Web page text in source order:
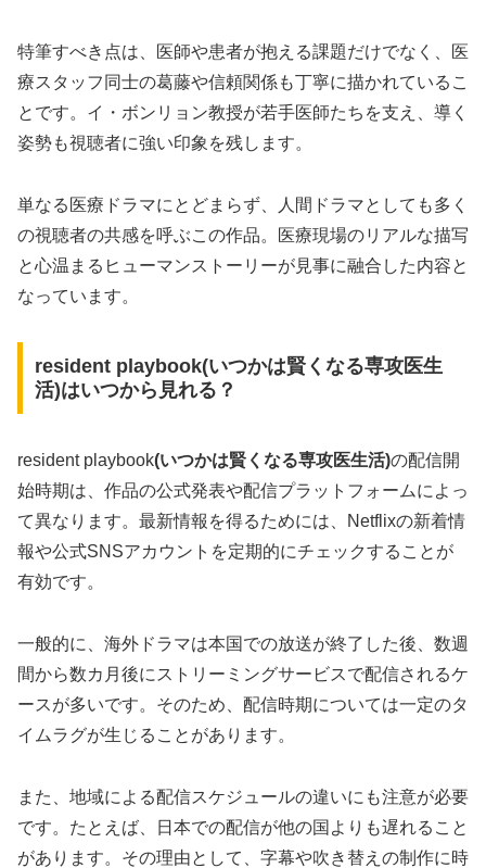
特筆すべき点は、医師や患者が抱える課題だけでなく、医
療スタッフ同士の葛藤や信頼関係も丁寧に描かれているこ
とです。イ・ボンリョン教授が若手医師たちを支え、導く
姿勢も視聴者に強い印象を残します。
単なる医療ドラマにとどまらず、人間ドラマとしても多く
の視聴者の共感を呼ぶこの作品。医療現場のリアルな描写
と心温まるヒューマンストーリーが見事に融合した内容と
なっています。
resident playbook(いつかは賢くなる専攻医生
活)はいつから見れる？
resident playbook(いつかは賢くなる専攻医生活)の配信開
始時期は、作品の公式発表や配信プラットフォームによっ
て異なります。最新情報を得るためには、Netflixの新着情
報や公式SNSアカウントを定期的にチェックすることが
有効です。
一般的に、海外ドラマは本国での放送が終了した後、数週
間から数カ月後にストリーミングサービスで配信されるケ
ースが多いです。そのため、配信時期については一定のタ
イムラグが生じることがあります。
また、地域による配信スケジュールの違いにも注意が必要
です。たとえば、日本での配信が他の国よりも遅れること
があります。その理由として、字幕や吹き替えの制作に時